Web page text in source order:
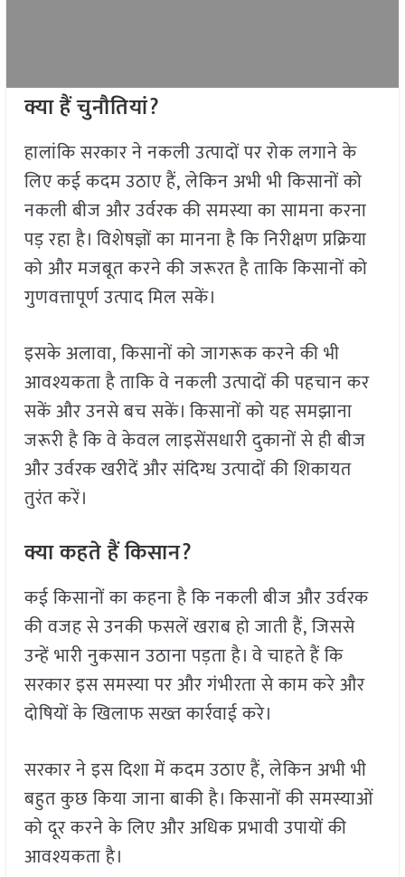
क्या हैं चुनौतियां?
हालांकि सरकार ने नकली उत्पादों पर रोक लगाने के
लिए कई कदम उठाए हैं, लेकिन अभी भी किसानों को
नकली बीज और उर्वरक की समस्या का सामना करना
पड़ रहा है। विशेषज्ञों का मानना है कि निरीक्षण प्रक्रिया
को और मजबूत करने की जरूरत है ताकि किसानों को
गुणवत्तापूर्ण उत्पाद मिल सकें।
इसके अलावा, किसानों को जागरूक करने की भी
आवश्यकता है ताकि वे नकली उत्पादों की पहचान कर
सकें और उनसे बच सकें। किसानों को यह समझाना
जरूरी है कि वे केवल लाइसेंसधारी दुकानों से ही बीज
और उर्वरक खरीदें और संदिग्ध उत्पादों की शिकायत
तुरंत करें।
क्या कहते हैं किसान?
कई किसानों का कहना है कि नकली बीज और उर्वरक
की वजह से उनकी फसलें खराब हो जाती हैं, जिससे
उन्हें भारी नुकसान उठाना पड़ता है। वे चाहते हैं कि
सरकार इस समस्या पर और गंभीरता से काम करे और
दोषियों के खिलाफ सख्त कार्रवाई करे।
सरकार ने इस दिशा में कदम उठाए हैं, लेकिन अभी भी
बहुत कुछ किया जाना बाकी है। किसानों की समस्याओं
को दूर करने के लिए और अधिक प्रभावी उपायों की
आवश्यकता है।